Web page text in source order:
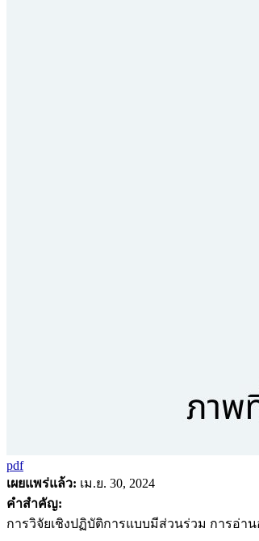
pdf
เผยแพร่แล้ว: เม.ย. 30, 2024
คำสำคัญ:
การวิจัยเชิงปฏิบัติการแบบมีส่วนร่วม การอ่า